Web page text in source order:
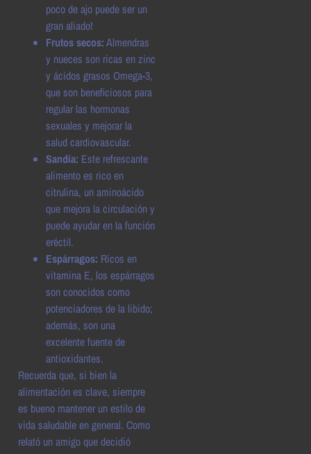
poco de ajo puede ser un
gran aliado!
Frutos secos:Almendras
y nueces son ricas en zinc
y ácidos grasos Omega-3,
que son beneficiosos para
regular las hormonas
sexuales y mejorar la
salud cardiovascular.
Sandía: Este refrescante
alimento es rico en
citrulina, un aminoácido
que mejora la circulación y
puede ayudar en la función
eréctil.
Espárragos: Ricos en
vitamina E, los espárragos
son conocidos como
potenciadores de la libido;
además, son una
excelente fuente de
antioxidantes.
Recuerda que, si bien la
alimentación es clave, siempre
es bueno mantener un estilo de
vida saludable en general. Como
relató un amigo que decidió